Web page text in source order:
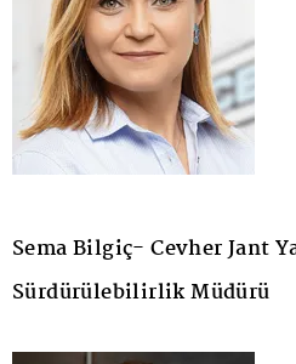
Sema Bilgiç- Cevher Jant
Sürdürülebilirlik Müdürü